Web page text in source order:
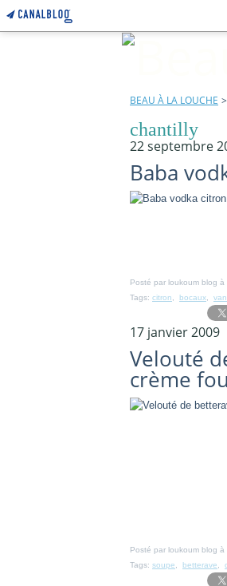
BEAU À LA LOUCHE >
chantilly
22 septembre
Baba
Posté par loukoum blog à
Tags: citron bocaux
17 janvier 2009
Velouté
crème
Posté par loukoum blog à
Tags: soupe betterave